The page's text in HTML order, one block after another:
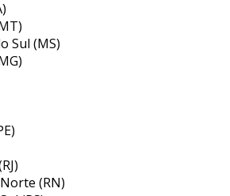
onde o alinhamento
acoplamentos
de acoplamentos, cada
a diferentes
a escolha adequada do
é crucial para assegurar
minimizando o
Sul (MS)
(RN)